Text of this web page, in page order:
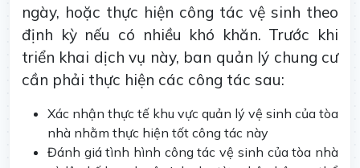
ngày, hoặc thực hiện công tác vệ sinh theo
định kỳ nếu có nhiều khó khăn. Trước khi
triển khai dịch vụ này, ban quản lý chung cư
cần phải thực hiện các công tác sau:
Xác nhận thực tế khu vực quản lý vệ sinh của tòa
nhà nhằm thực hiện tốt công tác này
Đánh giá tình hình công tác vệ sinh của tòa nhà